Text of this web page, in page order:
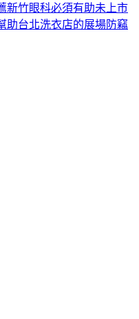
新竹眼科必須有助未上市
助台北洗衣店的展場防竊